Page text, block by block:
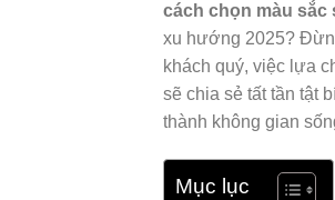
cách chọn màu sắc
xu hướng 2025?
khách quý, việc lựa
sẽ chia sẻ tất tần tật
thành không gian
Mục lục